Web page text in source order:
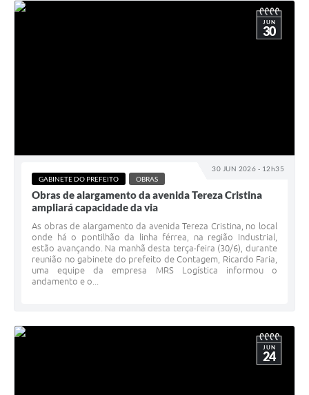
30 JUN 2026 - 12h35
JUN
30
GABINETE DO PREFEITO OBRAS
Obras de alargamento da avenida Tereza Cristina
ampliará capacidade da via
As obras de alargamento da avenida Tereza Cristina, no local
onde há o pontilhão da linha férrea, na região Industrial,
estão avançando. Na manhã desta terça-feira (30/6), durante
reunião no gabinete do prefeito de Contagem, Ricardo Faria,
uma equipe da empresa MRS Logística informou o
andamento e o...
JUN
24